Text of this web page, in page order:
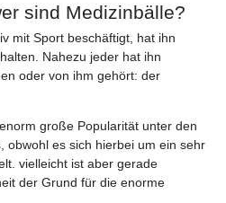
sind Medizinbälle?
mit Sport beschäftigt, hat ihn
Nahezu jeder hat ihn
oder von ihm gehört: der
große Popularität unter den
obwohl es sich hierbei um ein sehr
vielleicht ist aber gerade
der Grund für die enorme